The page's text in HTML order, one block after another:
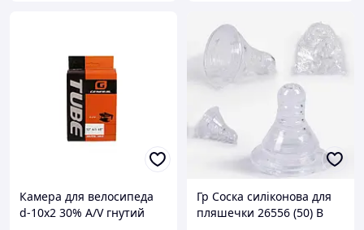
Камера для велосипеда
d-10х2 30% A/V гнутий
Гр Соска силіконова для
пляшечки 26556 (50) В